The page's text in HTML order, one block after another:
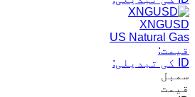
XNGUSD
US Natural Gas
قیمت:
ID کی تبدیلی:
سمبل
قیمت